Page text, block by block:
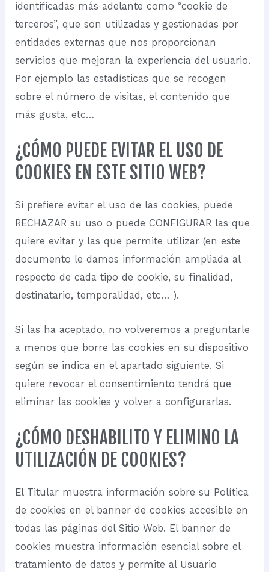
identificadas más adelante como “cookie de
terceros”, que son utilizadas y gestionadas por
entidades externas que nos proporcionan
servicios que mejoran la experiencia del usuario.
Por ejemplo las estadísticas que se recogen
sobre el número de visitas, el contenido que
más gusta, etc…
¿CÓMO PUEDE EVITAR EL USO DE
COOKIES EN ESTE SITIO WEB?
Si prefiere evitar el uso de las cookies, puede
RECHAZAR su uso o puede CONFIGURAR las que
quiere evitar y las que permite utilizar (en este
documento le damos información ampliada al
respecto de cada tipo de cookie, su finalidad,
destinatario, temporalidad, etc… ).
Si las ha aceptado, no volveremos a preguntarle
a menos que borre las cookies en su dispositivo
según se indica en el apartado siguiente. Si
quiere revocar el consentimiento tendrá que
eliminar las cookies y volver a configurarlas.
¿CÓMO DESHABILITO Y ELIMINO LA
UTILIZACIÓN DE COOKIES?
El Titular muestra información sobre su Política
de cookies en el banner de cookies accesible en
todas las páginas del Sitio Web. El banner de
cookies muestra información esencial sobre el
tratamiento de datos y permite al Usuario